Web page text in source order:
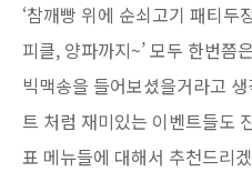
‘참깨빵 위에 순쇠고기 패티두
피클, 양파까지~’ 모두 한번쯤
빅맥송을 들어보셨을거라고
트 처럼 재미있는 이벤트들도
표 메뉴들에 대해서 추천드리